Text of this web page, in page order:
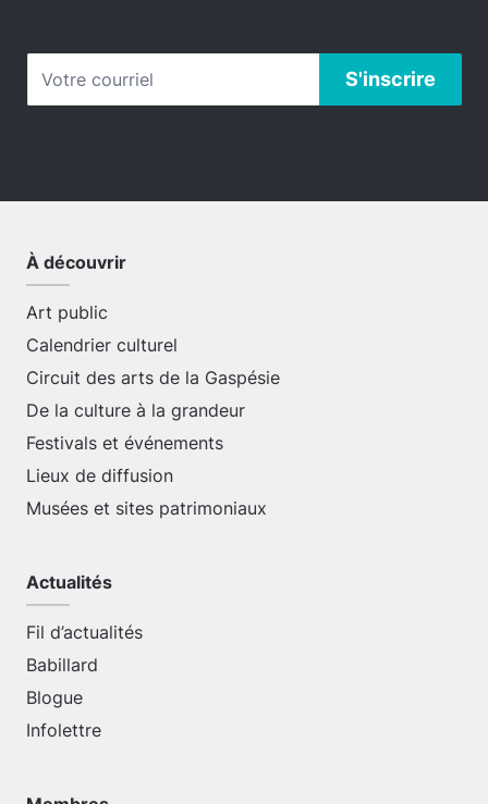
À découvrir
Art public
Calendrier culturel
Circuit des arts de la Gaspésie
De la culture à la grandeur
Festivals et événements
Lieux de diffusion
Musées et sites patrimoniaux
Actualités
Fil d’actualités
Babillard
Blogue
Infolettre